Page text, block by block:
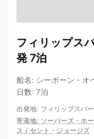
フィリップス
発 7泊
船名: シーボーン・オ
日数: 7泊
出発地: フィリップスバ
寄港地: ソーパーズ・ホ
ス / セント・ジョージズ